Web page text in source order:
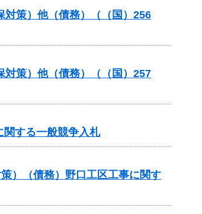
策）他（債務）（（国）256
策）他（債務）（（国）257
する一般競争入札
）（債務）野口工区工事に関す